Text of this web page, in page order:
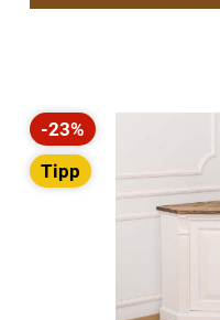
Rabatt
-23%
Tipp